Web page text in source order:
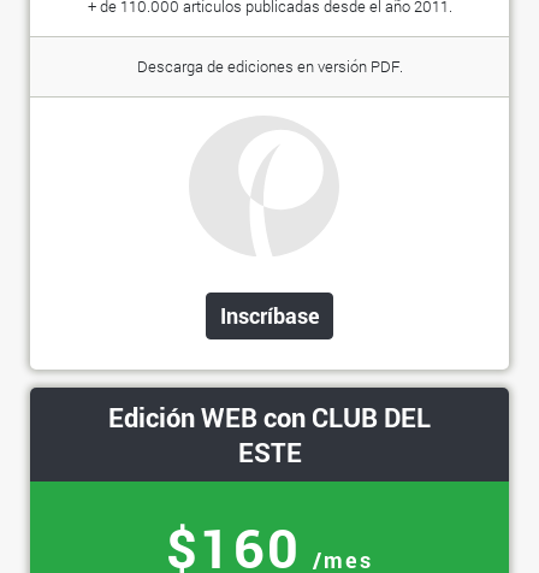
+ de 110.000 artículos publicadas desde el año 2011.
Descarga de ediciones en versión PDF.
Inscríbase
Edición WEB con CLUB DEL
ESTE
$160 /mes